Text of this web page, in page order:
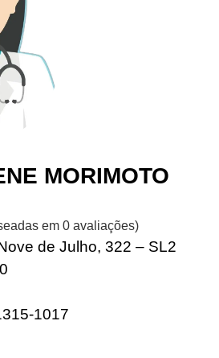
MORIMOTO
em 0 avaliações)
de Julho, 322 – SL2
1017